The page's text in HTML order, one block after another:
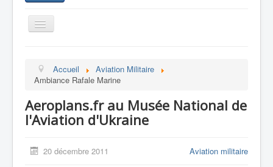
Toggle
Navigation
Aviation Commerciale
Aviation Militaire
Drones
Accueil
Aviation Militaire
Ambiance Rafale Marine
Aeroplans.fr au Musée National de
l'Aviation d'Ukraine
20 décembre 2011 Aviation militaire